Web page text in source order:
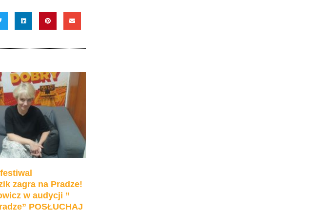
zagra na Pradze!
w audycji ”
POSŁUCHAJ